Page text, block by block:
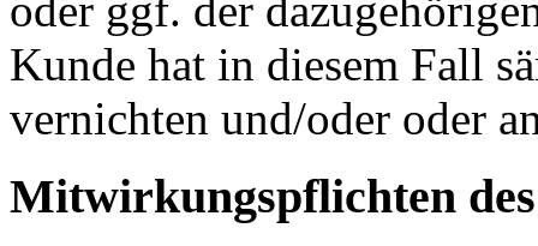
oder ggf. der
Kunde hat in diesem Fall
vernichten und/oder oder
Mitwirkungspflichten